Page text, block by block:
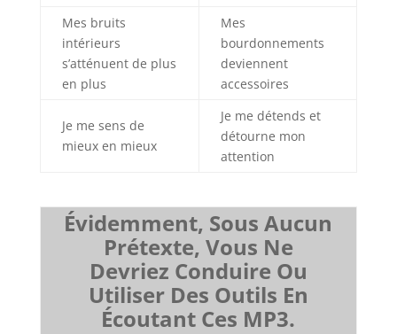
Mes bruits
intérieurs
s’atténuent de plus
en plus
Mes
bourdonnements
deviennent
accessoires
Je me sens de
mieux en mieux
Je me détends et
détourne mon
attention
Évidemment, Sous Aucun
Prétexte, Vous Ne
Devriez Conduire Ou
Utiliser Des Outils En
Écoutant Ces MP3.